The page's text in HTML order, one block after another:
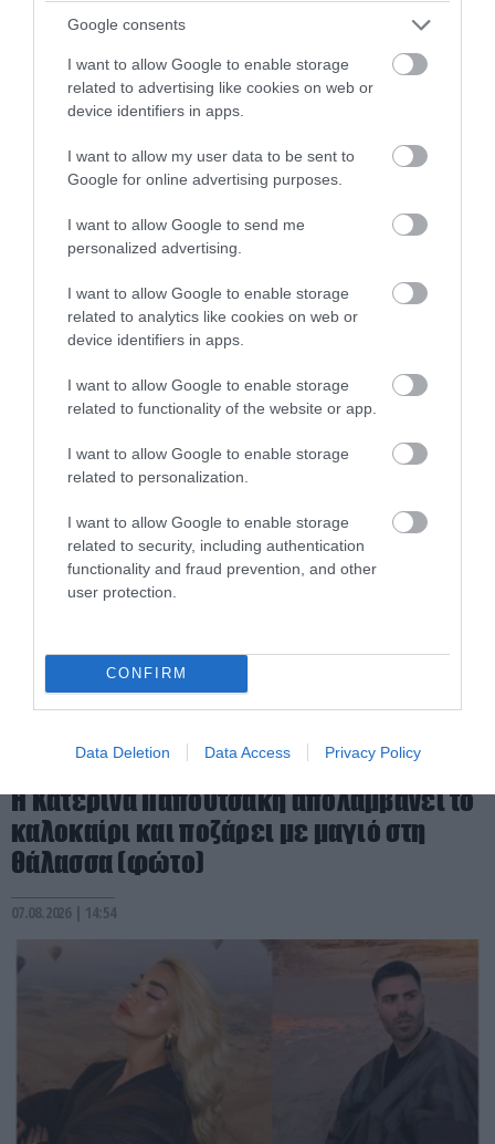
Google consents
I want to allow Google to enable storage
related to advertising like cookies on web or
device identifiers in apps.
I want to allow my user data to be sent to
Google for online advertising purposes.
I want to allow Google to send me
personalized advertising.
I want to allow Google to enable storage
related to analytics like cookies on web or
device identifiers in apps.
I want to allow Google to enable storage
related to functionality of the website or app.
I want to allow Google to enable storage
related to personalization.
I want to allow Google to enable storage
related to security, including authentication
functionality and fraud prevention, and other
user protection.
CONFIRM
Data Deletion Data Access Privacy Policy
PRONEWS.GR /CELEBRITIES
Ε.Βουλγαράκη: «Θα γίνετε ρόμπα – Σας
Αντίπαρο»
07.08.2026 | 15:20
PRONEWS.GR /CELEBRITIES
Η Κατερίνα Παπουτσάκη απολαμβάνει το
καλοκαίρι και ποζάρει με μαγιό στη
θάλασσα (φώτο)
07.08.2026 | 14:54